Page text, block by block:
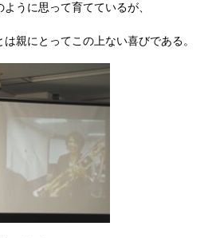
うに思って育てているが、
親にとってこの上ない喜びである。